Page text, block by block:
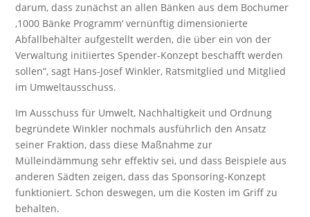
darum, dass zunächst an allen Bänken aus dem Bochumer
‚1000 Bänke Programm‘ vernünftig dimensionierte
Abfallbehälter aufgestellt werden, die über ein von der
Verwaltung initiiertes Spender-Konzept beschafft werden
sollen“, sagt Hans-Josef Winkler, Ratsmitglied und Mitglied
im Umweltausschuss.
Im Ausschuss für Umwelt, Nachhaltigkeit und Ordnung
begründete Winkler nochmals ausführlich den Ansatz
seiner Fraktion, dass diese Maßnahme zur
Mülleindämmung sehr effektiv sei, und dass Beispiele aus
anderen Sädten zeigen, dass das Sponsoring-Konzept
funktioniert. Schon deswegen, um die Kosten im Griff zu
behalten.